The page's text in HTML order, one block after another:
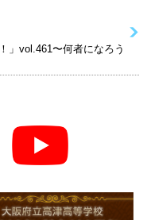
」vol.461〜何者になろう